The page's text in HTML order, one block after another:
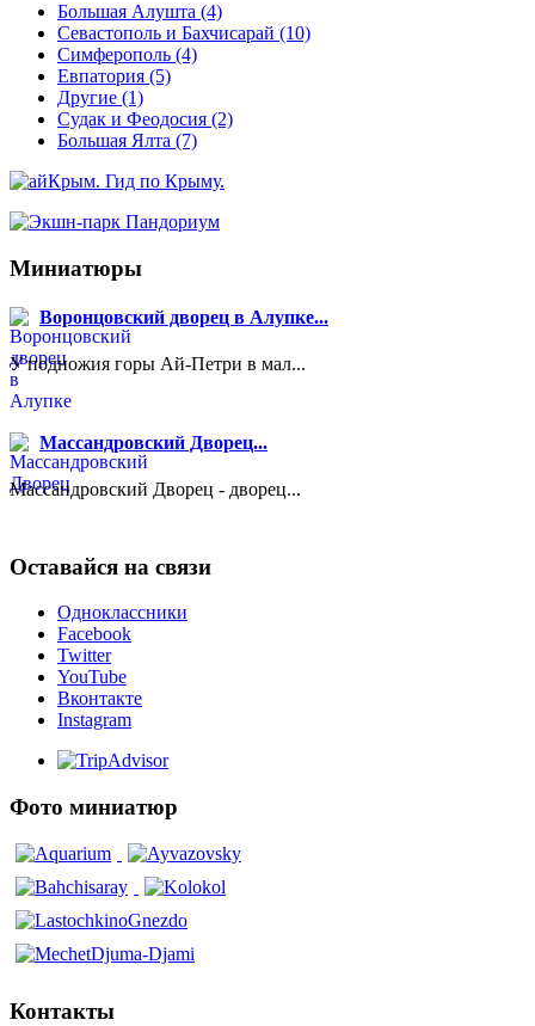
Большая Алушта (4)
Севастополь и Бахчисарай (10)
Симферополь (4)
Евпатория (5)
Другие (1)
Судак и Феодосия (2)
Большая Ялта (7)
Миниатюры
Воронцовский дворец в Алупке...
У подножия горы Ай-Петри в мал...
Массандровский Дворец...
Массандровский Дворец - дворец...
Оставайся на связи
Одноклассники
Facebook
Twitter
YouTube
Вконтакте
Instagram
Фото миниатюр
Контакты